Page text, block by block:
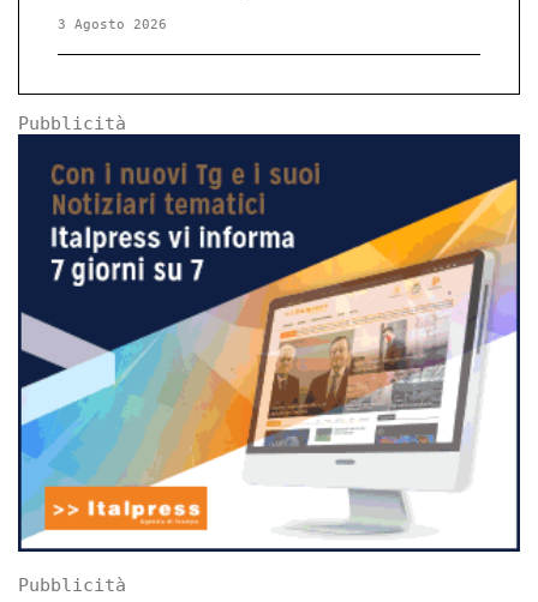
3 Agosto 2026
Pubblicità
Pubblicità